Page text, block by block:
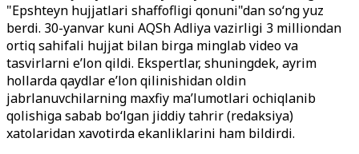
"Epshteyn hujjatlari shaffofligi qonuni"dan so‘ng yuz
berdi. 30-yanvar kuni AQSh Adliya vazirligi 3 milliondan
ortiq sahifali hujjat bilan birga minglab video va
tasvirlarni e’lon qildi. Ekspertlar, shuningdek, ayrim
hollarda qaydlar e’lon qilinishidan oldin
jabrlanuvchilarning maxfiy ma’lumotlari ochiqlanib
qolishiga sabab bo‘lgan jiddiy tahrir (redaksiya)
xatolaridan xavotirda ekanliklarini ham bildirdi.